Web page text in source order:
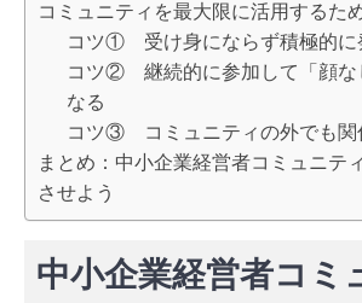
コミュニティを最大限に活用するた
コツ① 受け身にならず積極的に
コツ② 継続的に参加して「顔な
なる
コツ③ コミュニティの外でも関
まとめ：中小企業経営者コミュニテ
させよう
中小企業経営者コミ